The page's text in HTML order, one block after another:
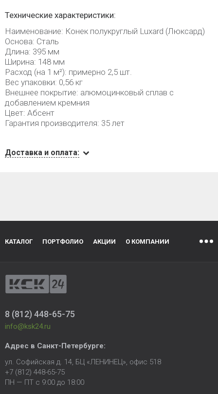
Технические характеристики:
Наименование: Конек полукруглый Luxard (Люксард)
Основа: Сталь
Длина: 395 мм
Ширина: 148 мм
Расход (на 1 м²): примерно 2,5 шт.
Вес упаковки: 0,56 кг
Внешнее покрытие: алюмоцинковый сплав с
добавлением кремния
Цвет: Абсент
Гарантия производителя: 35 лет
Доставка и оплата:
КАТАЛОГ ПОРТФОЛИО АКЦИИ О КОМПАНИИ
8 (812) 448-65-75
info@ksk24.ru
Адрес в Санкт-Петербурге:
ул. Софийская д. 14, БЦ «ЛЕНИНЕЦ», офис 518
+7 (812) 448-65-75
ПН — ПТ с 9:00 до 18:00